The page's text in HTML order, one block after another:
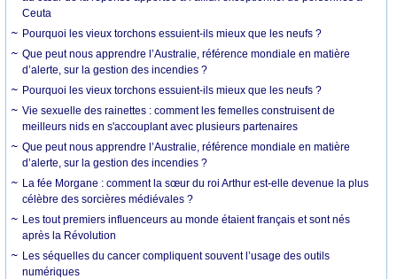
Ceuta
Pourquoi les vieux torchons essuient-ils mieux que les neufs ?
Que peut nous apprendre l’Australie, référence mondiale en matière
d’alerte, sur la gestion des incendies ?
Pourquoi les vieux torchons essuient-ils mieux que les neufs ?
Vie sexuelle des rainettes : comment les femelles construisent de
meilleurs nids en s'accouplant avec plusieurs partenaires
Que peut nous apprendre l’Australie, référence mondiale en matière
d’alerte, sur la gestion des incendies ?
La fée Morgane : comment la sœur du roi Arthur est-elle devenue la plus
célèbre des sorcières médiévales ?
Les tout premiers influenceurs au monde étaient français et sont nés
après la Révolution
Les séquelles du cancer compliquent souvent l’usage des outils
numériques